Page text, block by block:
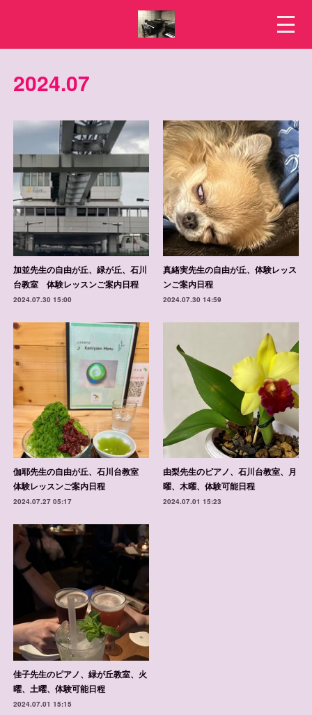
2024.07
加並先生の自由が丘、緑が丘、石川
台教室 体験レッスンご案内日程
2024.07.30 15:00
真緒実先生の自由が丘、体験レッス
ンご案内日程
2024.07.30 14:59
伽耶先生の自由が丘、石川台教室
体験レッスンご案内日程
2024.07.27 05:17
由梨先生のピアノ、石川台教室、月
曜、木曜、体験可能日程
2024.07.01 15:23
佳子先生のピアノ、緑が丘教室、火
曜、土曜、体験可能日程
2024.07.01 15:15